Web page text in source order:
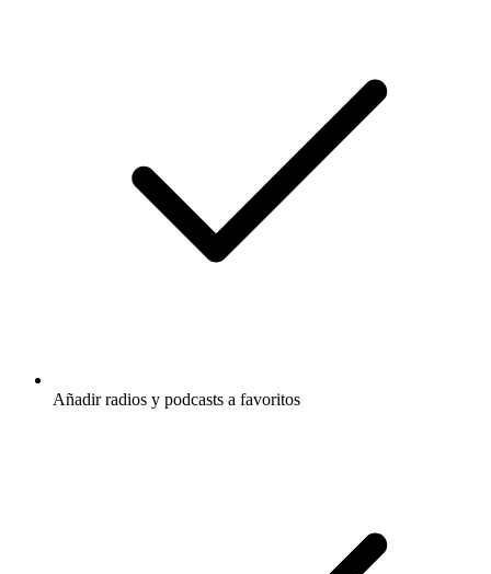
Añadir radios y podcasts a favoritos